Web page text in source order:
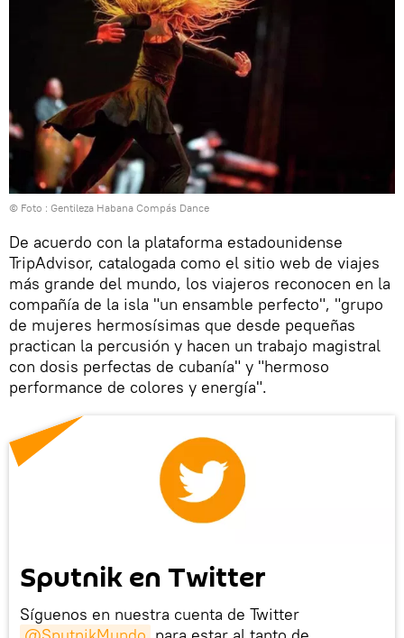
© Foto : Gentileza Habana Compás Dance
De acuerdo con la plataforma estadounidense
TripAdvisor, catalogada como el sitio web de viajes
más grande del mundo, los viajeros reconocen en la
compañía de la isla "un ensamble perfecto", "grupo
de mujeres hermosísimas que desde pequeñas
practican la percusión y hacen un trabajo magistral
con dosis perfectas de cubanía" y "hermoso
performance de colores y energía".
Sputnik en Twitter
Síguenos en nuestra cuenta de Twitter